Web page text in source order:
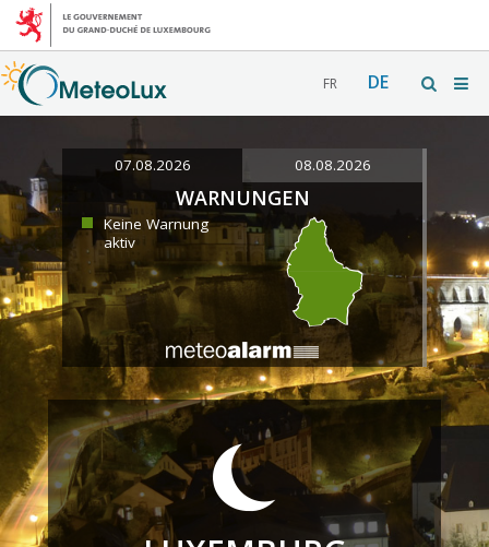
FR DE
07.08.2026 08.08.2026
WARNUNGEN
Keine Warnung
aktiv